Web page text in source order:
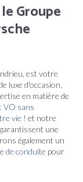
Groupe
est votre
luxe d'occasion,
en matière de
VO sans
vie ! et notre
une
également un
de conduite pour